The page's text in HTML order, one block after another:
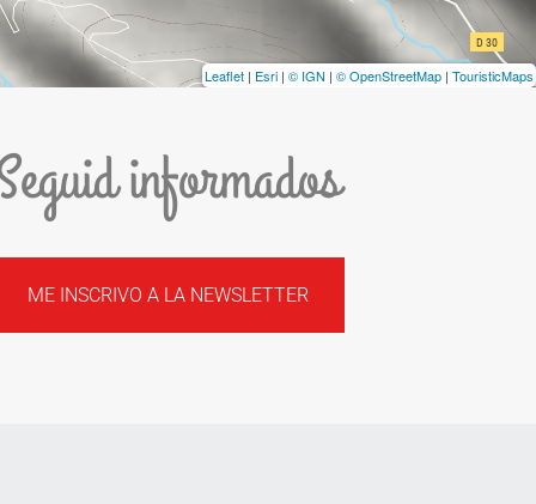
Leaflet | Esri | © IGN | © OpenStreetMap | TouristicMaps
informados
ME INSCRIVO A LA NEWSLETTER